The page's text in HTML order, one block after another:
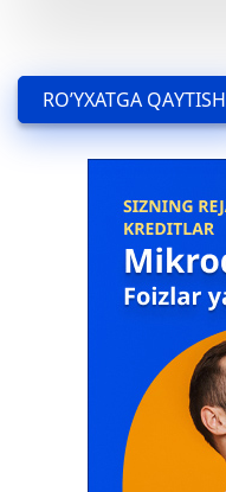
RO’YXATGA QAYTISH